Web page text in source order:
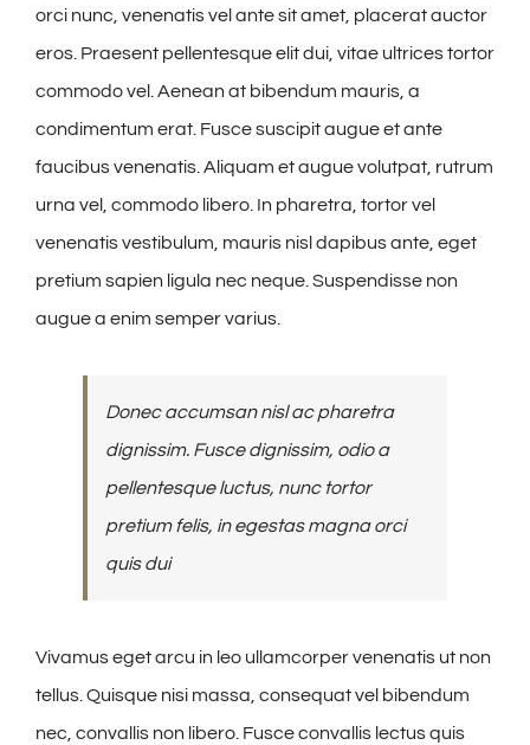
orci nunc, venenatis vel ante sit amet, placerat auctor
eros. Praesent pellentesque elit dui, vitae ultrices tortor
commodo vel. Aenean at bibendum mauris, a
condimentum erat. Fusce suscipit augue et ante
faucibus venenatis. Aliquam et augue volutpat, rutrum
urna vel, commodo libero. In pharetra, tortor vel
venenatis vestibulum, mauris nisl dapibus ante, eget
pretium sapien ligula nec neque. Suspendisse non
augue a enim semper varius.
Donec accumsan nisl ac pharetra
dignissim. Fusce dignissim, odio a
pellentesque luctus, nunc tortor
pretium felis, in egestas magna orci
quis dui
Vivamus eget arcu in leo ullamcorper venenatis ut non
tellus. Quisque nisi massa, consequat vel bibendum
nec, convallis non libero. Fusce convallis lectus quis